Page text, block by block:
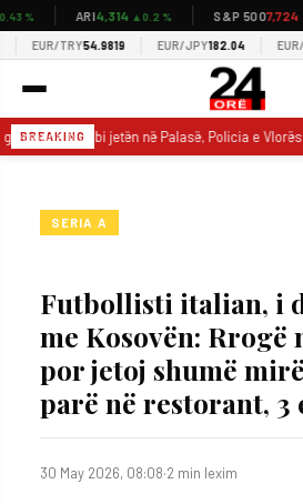
% ARI4,314▲0.2 % S&P 5007,724
EUR/TRY54.9819 EUR/JPY182.04 EUR/
BREAKINGhumbi jetën në Palasë, Policia e
SERIA A
Futbollisti italian, i
me Kosovën: Rrogë
por jetoj shumë
parë në restorant, 3
30 May 2026, 08:08·2 min lexim